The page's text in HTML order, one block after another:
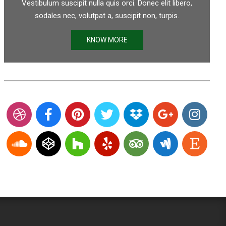
Vestibulum suscipit nulla quis orci. Donec elit libero,
sodales nec, volutpat a, suscipit non, turpis.
KNOW MORE